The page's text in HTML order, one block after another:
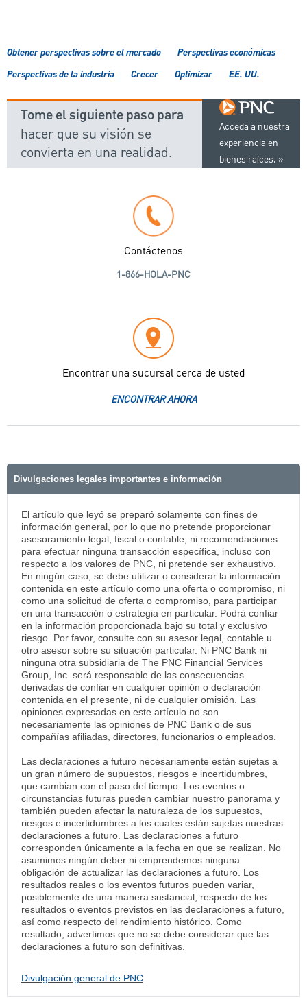
Obtener perspectivas sobre el mercado
Perspectivas económicas
Perspectivas de la industria
Crecer Optimizar EE. UU.
Acceda a nuestra
experiencia en
bienes raíces.
Tome el siguiente paso para
hacer que su visión se
convierta en una realidad.
Contáctenos
1-866-HOLA-PNC
Encontrar una sucursal cerca de usted
ENCONTRAR AHORA
Divulgaciones legales importantes e información
El artículo que leyó se preparó solamente con fines de
información general, por lo que no pretende proporcionar
asesoramiento legal, fiscal o contable, ni recomendaciones
para efectuar ninguna transacción específica, incluso con
respecto a los valores de PNC, ni pretende ser exhaustivo.
En ningún caso, se debe utilizar o considerar la información
contenida en este artículo como una oferta o compromiso, ni
como una solicitud de oferta o compromiso, para participar
en una transacción o estrategia en particular. Podrá confiar
en la información proporcionada bajo su total y exclusivo
riesgo. Por favor, consulte con su asesor legal, contable u
otro asesor sobre su situación particular. Ni PNC Bank ni
ninguna otra subsidiaria de The PNC Financial Services
Group, Inc. será responsable de las consecuencias
derivadas de confiar en cualquier opinión o declaración
contenida en el presente, ni de cualquier omisión. Las
opiniones expresadas en este artículo no son
necesariamente las opiniones de PNC Bank o de sus
compañías afiliadas, directores, funcionarios o empleados.
Las declaraciones a futuro necesariamente están sujetas a
un gran número de supuestos, riesgos e incertidumbres,
que cambian con el paso del tiempo. Los eventos o
circunstancias futuras pueden cambiar nuestro panorama y
también pueden afectar la naturaleza de los supuestos,
riesgos e incertidumbres a los cuales están sujetas nuestras
declaraciones a futuro. Las declaraciones a futuro
corresponden únicamente a la fecha en que se realizan. No
asumimos ningún deber ni emprendemos ninguna
obligación de actualizar las declaraciones a futuro. Los
resultados reales o los eventos futuros pueden variar,
posiblemente de una manera sustancial, respecto de los
resultados o eventos previstos en las declaraciones a futuro,
así como respecto del rendimiento histórico. Como
resultado, advertimos que no se debe considerar que las
declaraciones a futuro son definitivas.
Divulgación general de PNC